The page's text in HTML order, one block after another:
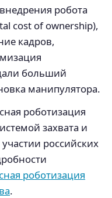
робота
cost of ownership),
кадров,
больший
манипулятора.
роботизация
захвата и
российских
роботизация
.